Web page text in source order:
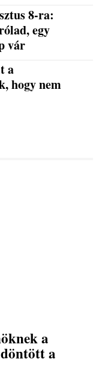
8-ra:
egy
vár
a
hogy nem
a
a